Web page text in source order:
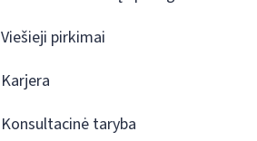
Viešieji pirkimai
Karjera
Konsultacinė taryba